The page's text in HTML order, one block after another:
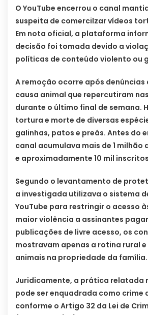
O YouTube encerrou o canal
suspeita de comercilzar vídeos
Em nota oficial, a plataforma
decisão foi tomada devido a
políticas de conteúdo violento ou
A remoção ocorre após
causa animal que repercutiram
durante o último final de semana.
tortura e morte de diversas
galinhas, patos e preás. Antes do
canal acumulava mais de 1 milhão
e aproximadamente 10 mil
Segundo o levantamento de
a investigada utilizava o sistema
YouTube para restringir o acesso
maior violência a assinantes
publicações de livre acesso, os
mostravam apenas a rotina rural
animais na propriedade da família.
Juridicamente, a prática relatada
pode ser enquadrada como crime
conforme o Artigo 32 da Lei de